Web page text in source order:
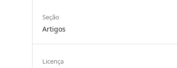
Seção
Artigos
Licença